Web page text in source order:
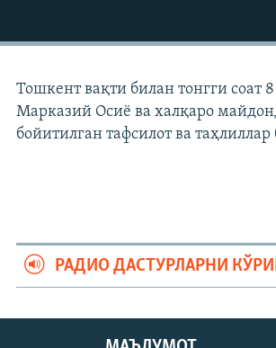
Тошкент вақти билан тонгги соат
Марказий Осиë ва халқаро
бойитилган тафсилот ва
РАДИО ДАСТУРЛАРНИ